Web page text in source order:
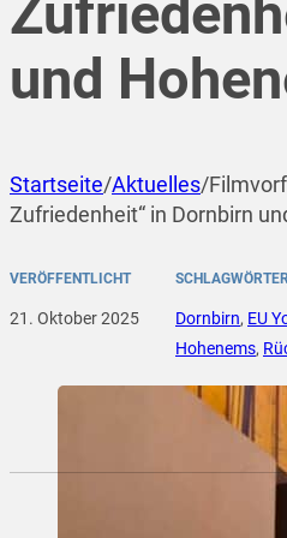
und
Startseite/Aktuelles/
Zufriedenheit“ in Dornbirn
VERÖFFENTLICHT
21. Oktober 2025
SCHLAGWÖRTER
Dornbirn, EU
Hohenems,